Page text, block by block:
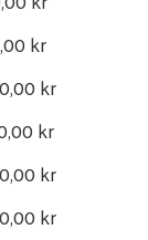
kr
kr
kr
kr
kr